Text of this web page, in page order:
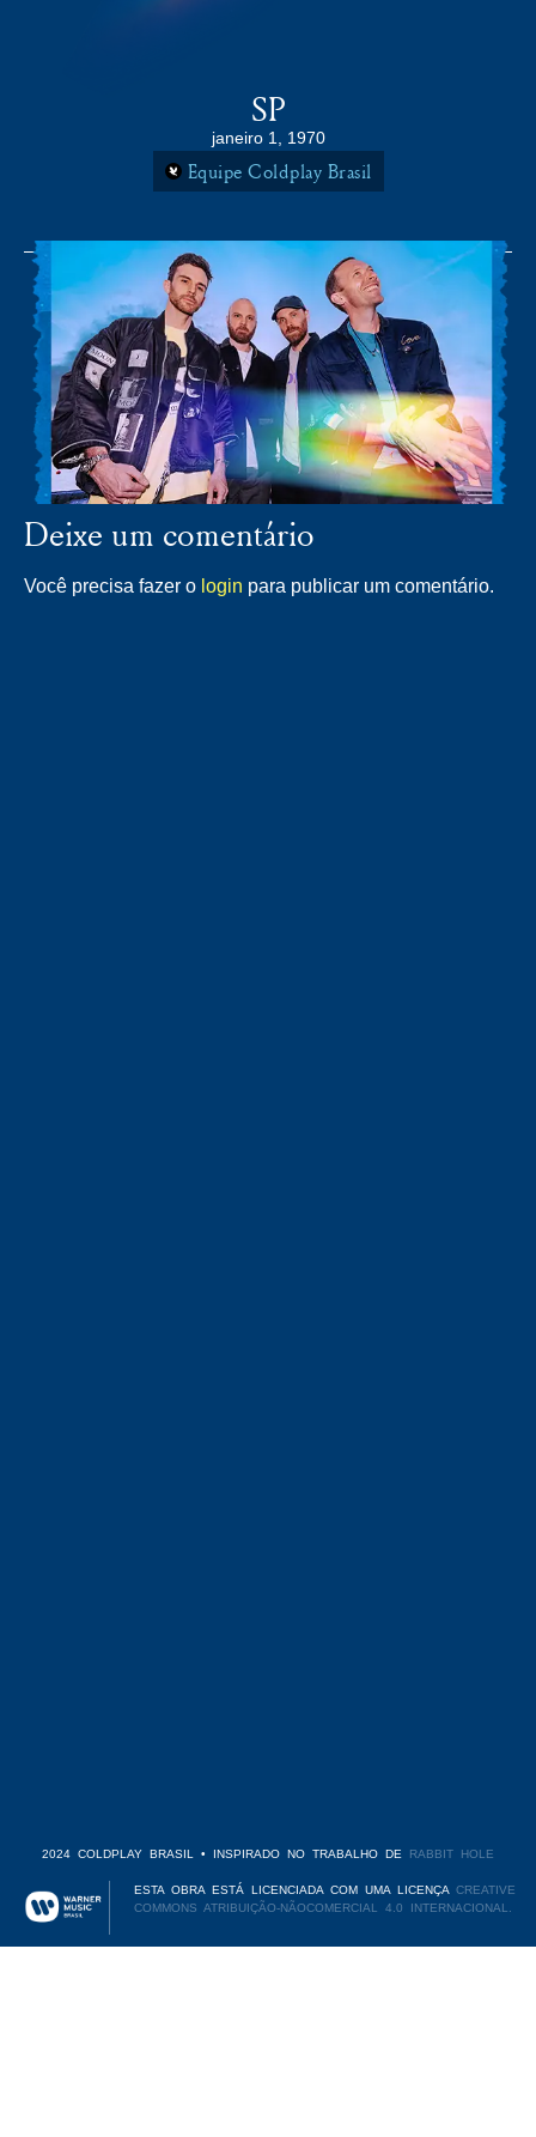
SP
janeiro 1, 1970
Equipe Coldplay Brasil
Deixe um comentário
Você precisa fazer o login para publicar um comentário.
2024 COLDPLAY BRASIL • INSPIRADO NO TRABALHO DE RABBIT HOLE
ESTA OBRA ESTÁ LICENCIADA COM UMA LICENÇACREATIVE
COMMONS ATRIBUIÇÃO-NÃOCOMERCIAL 4.0 INTERNACIONAL.